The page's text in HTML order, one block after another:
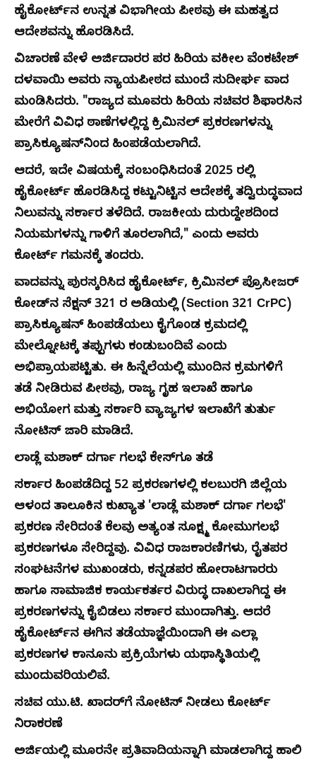
ಹೈಕೋರ್ಟ್‌ನ ಉನ್ನತ ವಿಭಾಗೀಯ ಪೀಠವು ಈ ಮಹತ್ವದ
ಆದೇಶವನ್ನು ಹೊರಡಿಸಿದೆ.
ವಿಚಾರಣೆ ವೇಳೆ ಅರ್ಜಿದಾರರ ಪರ ಹಿರಿಯ ವಕೀಲ ವೆಂಕಟೇಶ್
ದಳವಾಯಿ ಅವರು ನ್ಯಾಯಪೀಠದ ಮುಂದೆ ಸುದೀರ್ಘ ವಾದ
ಮಂಡಿಸಿದರು. "ರಾಜ್ಯದ ಮೂವರು ಹಿರಿಯ ಸಚಿವರ ಶಿಫಾರಸಿನ
ಮೇರೆಗೆ ವಿವಿಧ ಠಾಣೆಗಳಲ್ಲಿದ್ದ ಕ್ರಿಮಿನಲ್ ಪ್ರಕರಣಗಳನ್ನು
ಪ್ರಾಸಿಕ್ಯೂಷನ್‌ನಿಂದ ಹಿಂಪಡೆಯಲಾಗಿದೆ.
ಆದರೆ, ಇದೇ ವಿಷಯಕ್ಕೆ ಸಂಬಂಧಿಸಿದಂತೆ 2025 ರಲ್ಲಿ
ಹೈಕೋರ್ಟ್ ಹೊರಡಿಸಿದ್ದ ಕಟ್ಟುನಿಟ್ಟಿನ ಆದೇಶಕ್ಕೆ ತದ್ವಿರುದ್ಧವಾದ
ನಿಲುವನ್ನು ಸರ್ಕಾರ ತಳೆದಿದೆ. ರಾಜಕೀಯ ದುರುದ್ದೇಶದಿಂದ
ನಿಯಮಗಳನ್ನು ಗಾಳಿಗೆ ತೂರಲಾಗಿದೆ," ಎಂದು ಅವರು
ಕೋರ್ಟ್ ಗಮನಕ್ಕೆ ತಂದರು.
ವಾದವನ್ನು ಪುರಸ್ಕರಿಸಿದ ಹೈಕೋರ್ಟ್, ಕ್ರಿಮಿನಲ್ ಪ್ರೊಸೀಜರ್
ಕೋಡ್‌ನ ಸೆಕ್ಷನ್ 321 ರ ಅಡಿಯಲ್ಲಿ (Section 321 CrPC)
ಪ್ರಾಸಿಕ್ಯೂಷನ್ ಹಿಂಪಡೆಯಲು ಕೈಗೊಂಡ ಕ್ರಮದಲ್ಲಿ
ಮೇಲ್ನೋಟಕ್ಕೆ ತಪ್ಪುಗಳು ಕಂಡುಬಂದಿವೆ ಎಂದು
ಅಭಿಪ್ರಾಯಪಟ್ಟಿತು. ಈ ಹಿನ್ನೆಲೆಯಲ್ಲಿ ಮುಂದಿನ ಕ್ರಮಗಳಿಗೆ
ತಡೆ ನೀಡಿರುವ ಪೀಠವು, ರಾಜ್ಯ ಗೃಹ ಇಲಾಖೆ ಹಾಗೂ
ಅಭಿಯೋಗ ಮತ್ತು ಸರ್ಕಾರಿ ವ್ಯಾಜ್ಯಗಳ ಇಲಾಖೆಗೆ ತುರ್ತು
ನೋಟಿಸ್ ಜಾರಿ ಮಾಡಿದೆ.
ಲಾಡ್ಲೆ ಮಶಾಕ್ ದರ್ಗಾ ಗಲಭೆ ಕೇಸ್‌ಗೂ ತಡೆ
ಸರ್ಕಾರ ಹಿಂಪಡೆದಿದ್ದ 52 ಪ್ರಕರಣಗಳಲ್ಲಿ ಕಲಬುರಗಿ ಜಿಲ್ಲೆಯ
ಆಳಂದ ತಾಲೂಕಿನ ಕುಖ್ಯಾತ 'ಲಾಡ್ಲೆ ಮಶಾಕ್ ದರ್ಗಾ ಗಲಭೆ'
ಪ್ರಕರಣ ಸೇರಿದಂತೆ ಕೆಲವು ಅತ್ಯಂತ ಸೂಕ್ಷ್ಮ ಕೋಮುಗಲಭೆ
ಪ್ರಕರಣಗಳೂ ಸೇರಿದ್ದವು. ವಿವಿಧ ರಾಜಕಾರಣಿಗಳು, ರೈತಪರ
ಸಂಘಟನೆಗಳ ಮುಖಂಡರು, ಕನ್ನಡಪರ ಹೋರಾಟಗಾರರು
ಹಾಗೂ ಸಾಮಾಜಿಕ ಕಾರ್ಯಕರ್ತರ ವಿರುದ್ಧ ದಾಖಲಾಗಿದ್ದ ಈ
ಪ್ರಕರಣಗಳನ್ನು ಕೈಬಿಡಲು ಸರ್ಕಾರ ಮುಂದಾಗಿತ್ತು. ಆದರೆ
ಹೈಕೋರ್ಟ್‌ನ ಈಗಿನ ತಡೆಯಾಜ್ಞೆಯಿಂದಾಗಿ ಈ ಎಲ್ಲಾ
ಪ್ರಕರಣಗಳ ಕಾನೂನು ಪ್ರಕ್ರಿಯೆಗಳು ಯಥಾಸ್ಥಿತಿಯಲ್ಲಿ
ಮುಂದುವರಿಯಲಿವೆ.
ಸಚಿವ ಯು.ಟಿ. ಖಾದರ್‌ಗೆ ನೋಟಿಸ್ ನೀಡಲು ಕೋರ್ಟ್
ನಿರಾಕರಣೆ
ಅರ್ಜಿಯಲ್ಲಿ ಮೂರನೇ ಪ್ರತಿವಾದಿಯನ್ನಾಗಿ ಮಾಡಲಾಗಿದ್ದ ಹಾಲಿ